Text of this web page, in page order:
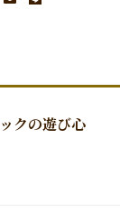
クの遊び心